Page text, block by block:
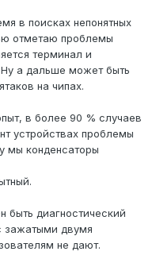
в поисках непонятных
отметаю проблемы
терминал и
Ну а дальше может быть
на чипах.
в более 90 % случаев
устройствах проблемы
мы конденсаторы
диагностический
зажатыми двумя
не дают.